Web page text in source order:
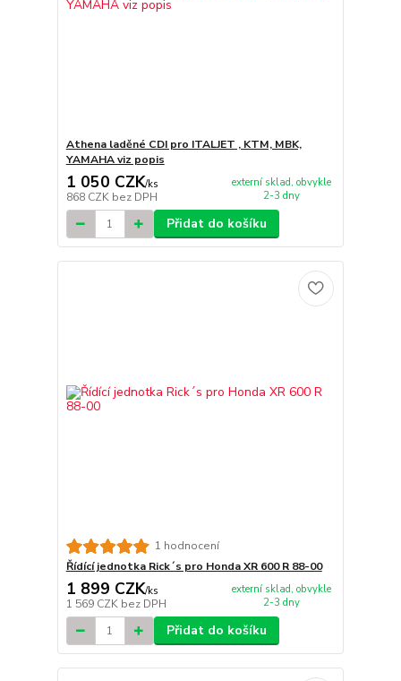
Athena laděné CDI pro ITALJET , KTM, MBK,
YAMAHA viz popis
1 050 CZK/ks
868 CZK bez DPH
externí sklad, obvykle
2-3 dny
Přidat do košíku
1 hodnocení
Řídící jednotka Rick´s pro Honda XR 600 R 88-00
1 899 CZK/ks
1 569 CZK bez DPH
externí sklad, obvykle
2-3 dny
Přidat do košíku